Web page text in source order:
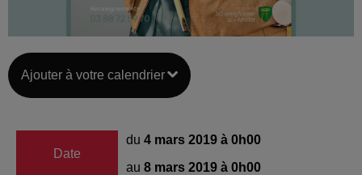
Ajouter à votre calendrier
Date
du 4 mars 2019 à 0h00
au 8 mars 2019 à 0h00